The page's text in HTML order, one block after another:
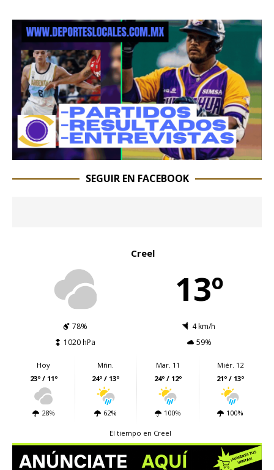
SEGUIR EN FACEBOOK
Creel
13º
78%
4 km/h
1020 hPa
59%
Hoy
23º / 11º
28%
Mñn.
24º / 13º
62%
Mar. 11
24º / 12º
100%
Miér. 12
21º / 13º
100%
El tiempo en Creel